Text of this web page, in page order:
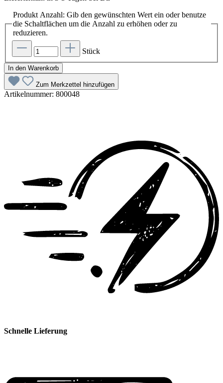
Produkt Anzahl: Gib den gewünschten Wert ein oder benutze
die Schaltflächen um die Anzahl zu erhöhen oder zu
reduzieren.
Stück
In den Warenkorb
Zum Merkzettel hinzufügen
Artikelnummer: 800048
Schnelle Lieferung